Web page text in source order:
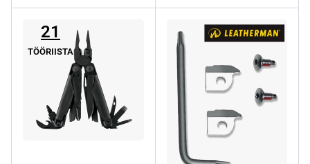
on
mitu
varianti.
Valikuid
saab
teha
tootelehel.
21
TÖÖRIISTA